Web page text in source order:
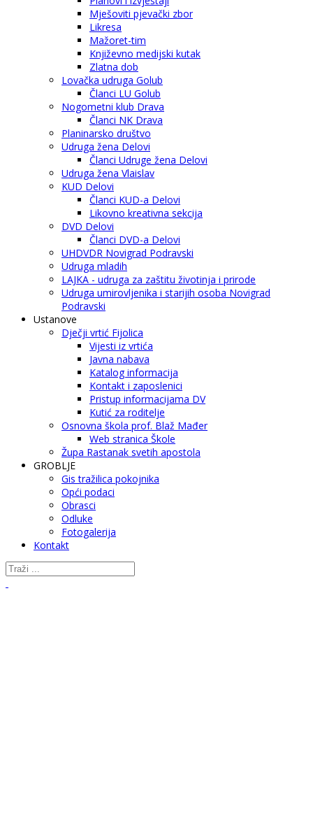
Mješoviti pjevački zbor
Likresa
Mažoret-tim
Književno medijski kutak
Zlatna dob
Lovačka udruga Golub
Članci LU Golub
Nogometni klub Drava
Članci NK Drava
Planinarsko društvo
Udruga žena Delovi
Članci Udruge žena Delovi
Udruga žena Vlaislav
KUD Delovi
Članci KUD-a Delovi
Likovno kreativna sekcija
DVD Delovi
Članci DVD-a Delovi
UHDVDR Novigrad Podravski
Udruga mladih
LAJKA - udruga za zaštitu životinja i prirode
Udruga umirovljenika i starijih osoba Novigrad
Podravski
Ustanove
Dječji vrtić Fijolica
Vijesti iz vrtića
Javna nabava
Katalog informacija
Kontakt i zaposlenici
Pristup informacijama DV
Kutić za roditelje
Osnovna škola prof. Blaž Mađer
Web stranica Škole
Župa Rastanak svetih apostola
GROBLJE
Gis tražilica pokojnika
Opći podaci
Obrasci
Odluke
Fotogalerija
Kontakt